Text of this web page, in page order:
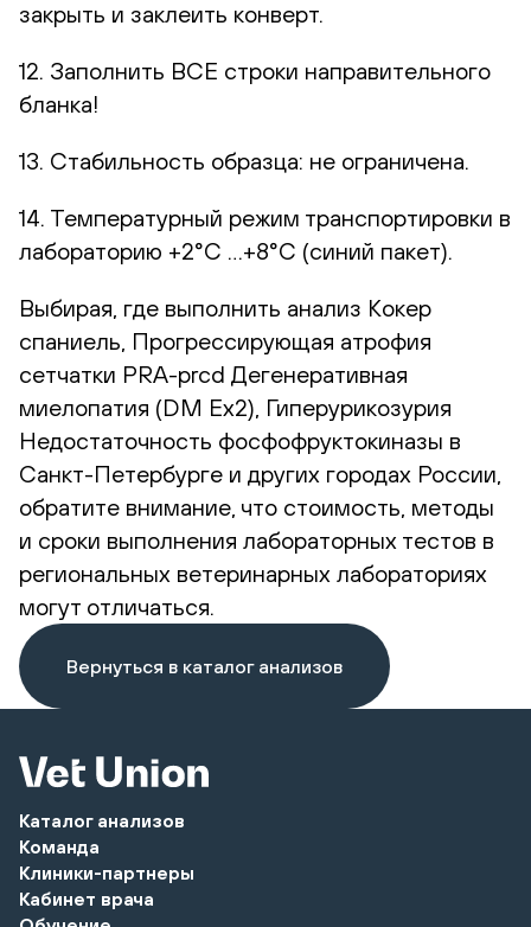
закрыть и заклеить конверт.
12. Заполнить ВСЕ строки направительного
бланка!
13. Стабильность образца: не ограничена.
14. Температурный режим транспортировки в
лабораторию +2°С …+8°С (синий пакет).
Выбирая, где выполнить анализ Кокер
спаниель, Прогрессирующая атрофия
сетчатки PRA-prcd Дегенеративная
миелопатия (DM Ex2), Гиперурикозурия
Недостаточность фосфофруктокиназы в
Санкт-Петербурге и других городах России,
обратите внимание, что стоимость, методы
и сроки выполнения лабораторных тестов в
региональных ветеринарных лабораториях
могут отличаться.
Вернуться в каталог анализов
Каталог анализов
Команда
Клиники-партнеры
Кабинет врача